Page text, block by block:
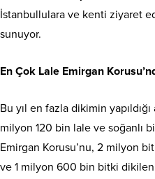
İstanbullulara ve kenti ziyaret
sunuyor.
En Çok Lale Emirgan
Bu yıl en fazla dikimin
milyon 120 bin lale ve soğanlı
Emirgan Korusu’nu, 2 milyon
ve 1 milyon 600 bin bitki